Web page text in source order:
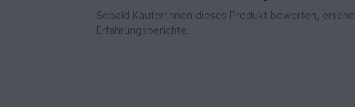
Sobald Käufer:innen dieses Produkt bewerten,
Erfahrungsberichte.